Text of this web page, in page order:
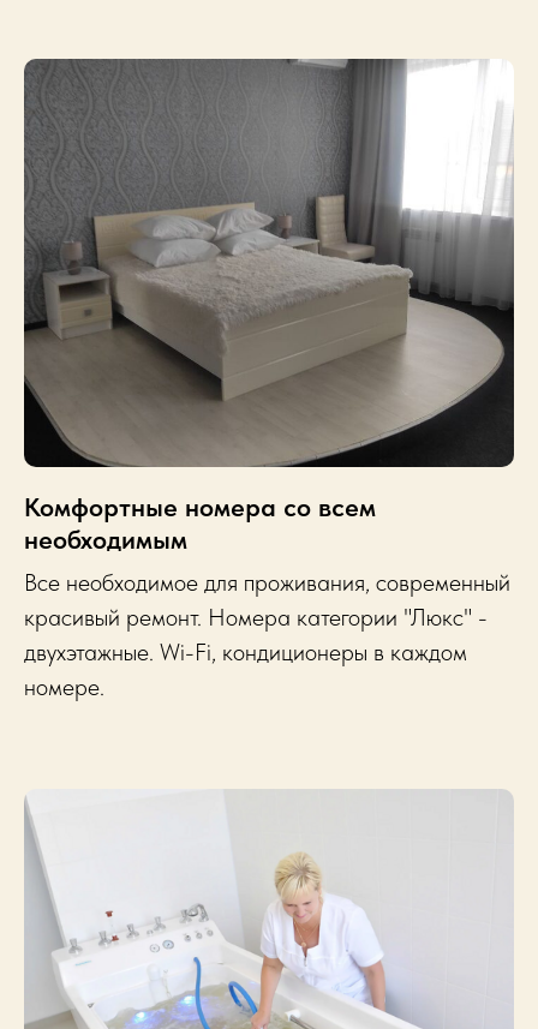
Комфортные номера со всем
необходимым
Все необходимое для проживания, современный
красивый ремонт. Номера категории "Люкс" -
двухэтажные. Wi-Fi, кондиционеры в каждом
номере.